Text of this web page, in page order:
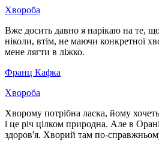
Хвороба
Вже досить давно я нарікаю на те,
ніколи, втім, не маючи конкретної
мене лягти в ліжко.
Франц Кафка
Хвороба
Хворому потрібна ласка, йому
і це річ цілком природна. Але в
здоров'я. Хворий там по-